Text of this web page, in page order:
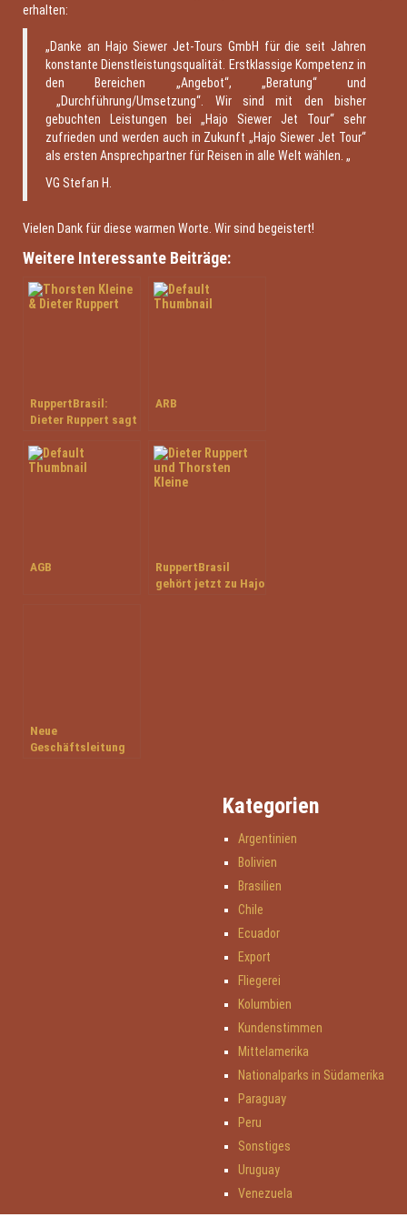
erhalten:
„Danke an Hajo Siewer Jet-Tours GmbH für die seit Jahren
konstante Dienstleistungsqualität. Erstklassige Kompetenz in
den Bereichen „Angebot“, „Beratung“ und
„Durchführung/Umsetzung“. Wir sind mit den bisher
gebuchten Leistungen bei „Hajo Siewer Jet Tour“ sehr
zufrieden und werden auch in Zukunft „Hajo Siewer Jet Tour“
als ersten Ansprechpartner für Reisen in alle Welt wählen. „
VG Stefan H.
Vielen Dank für diese warmen Worte. Wir sind begeistert!
Weitere Interessante Beiträge:
RuppertBrasil:
Dieter Ruppert sagt
ARB
AGB
RuppertBrasil
gehört jetzt zu Hajo
Neue
Geschäftsleitung
Kategorien
Argentinien
Bolivien
Brasilien
Chile
Ecuador
Export
Fliegerei
Kolumbien
Kundenstimmen
Mittelamerika
Nationalparks in Südamerika
Paraguay
Peru
Sonstiges
Uruguay
Venezuela